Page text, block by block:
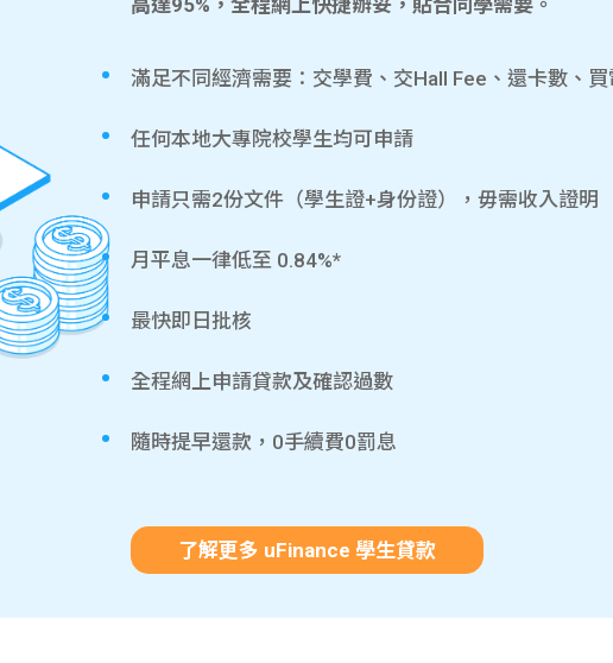
高達95%，全程網上快捷辦妥，貼合同學需要。
滿足不同經濟需要：交學費、交Hall Fee、還卡數、
任何本地大專院校學生均可申請
申請只需2份文件（學生證+身份證），毋需收入證明
月平息一律低至 0.84%*
最快即日批核
全程網上申請貸款及確認過數
隨時提早還款，0手續費0罰息
了解更多 uFinance 學生貸款